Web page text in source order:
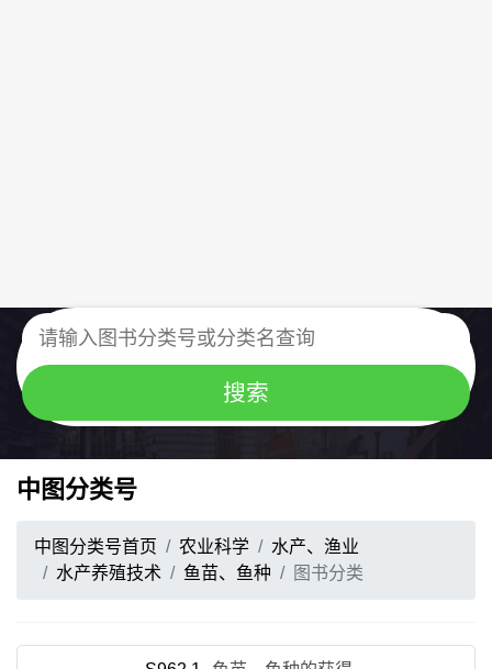
中图分类号
中图分类号首页 农业科学
水产、渔业
水产养殖技术
鱼苗、鱼种 图书分类